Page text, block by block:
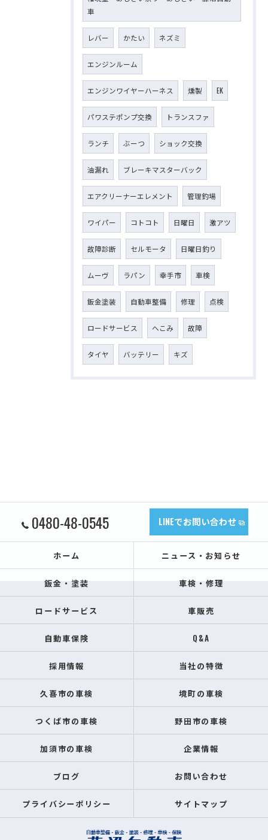
車
レバー かたい ネズミ
エンジンルーム
エンジンワイヤーハーネス 燻製 EK
パワステポンプ交換 トランスファ
ランチ ぶーつ ショック交換
油漏れ ブレーキマスターバック
エアクリーナーエレメント 管理釣場
ワイパー コトコト 日曜日 激アツ
故障診断 セルモータ 日曜日釣り
ムーヴ ラパン 幸手市 車検
鈑金塗装 自動車整備 修理 点検
ロードサービス へこみ 故障
タイヤ バッテリー キズ
0480-48-0545 LINEでお問い合わせ
ホーム ニュース・お知らせ
鈑金・塗装 車検・修理
ロードサービス 車販売
自動車保険 Q&A
採用情報 当社の特徴
久喜市の車検 境町の車検
つくば市の車検 野田市の車検
加須市の車検 企業情報
ブログ お問い合わせ
プライバシーポリシー サイトマップ